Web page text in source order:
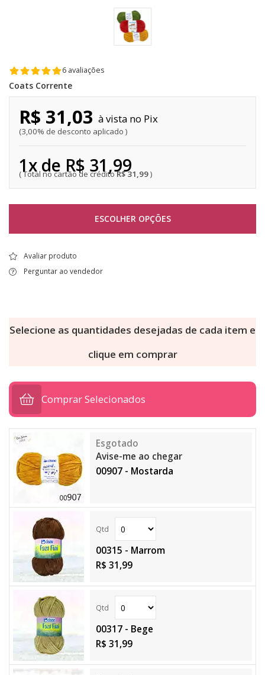
6 avaliações
Coats Corrente
R$ 31,99
1x de R$ 31,99
R$ 31,03
3,00% de desconto aplicado
Pix
ESCOLHER OPÇÕES
Avaliar produto
Perguntar ao vendedor
Selecione as quantidades desejadas de cada item e
clique em comprar
Comprar Selecionados
Avise-me ao chegar
00907 - Mostarda
00315 - Marrom
R$ 31,99
00317 - Bege
R$ 31,99